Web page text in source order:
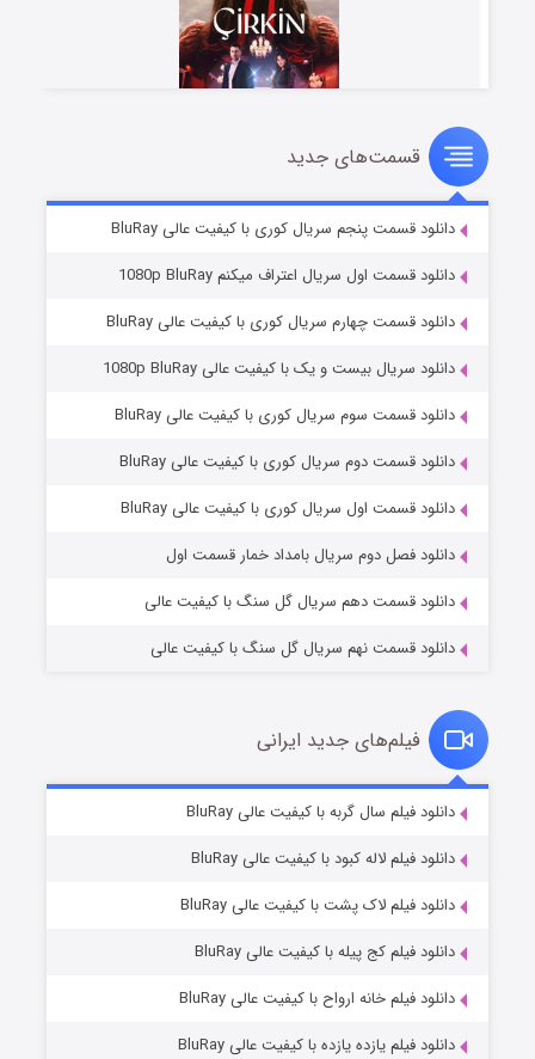
سریال زشت
قسمت۲ (زیرنویس) منتشر شد
مردگان متحرک: شهر مرده ۳
قسمت۲ (زیرنویس) منتشر شد
قسمت۷ (زیرنویس) منتشر شد
قسمت‌های جدید
دانلود قسمت پنجم سریال کوری با کیفیت عالی BluRay
دانلود قسمت اول سریال اعتراف میکنم 1080p BluRay
دانلود قسمت چهارم سریال کوری با کیفیت عالی BluRay
دانلود سریال بیست و یک با کیفیت عالی 1080p BluRay
دانلود قسمت سوم سریال کوری با کیفیت عالی BluRay
دانلود قسمت دوم سریال کوری با کیفیت عالی BluRay
دانلود قسمت اول سریال کوری با کیفیت عالی BluRay
دانلود فصل دوم سریال بامداد خمار قسمت اول
دانلود قسمت دهم سریال گل سنگ با کیفیت عالی
دانلود قسمت نهم سریال گل سنگ با کیفیت عالی
فیلم‌های جدید ایرانی
دانلود فیلم سال گربه با کیفیت عالی BluRay
دانلود فیلم لاله کبود با کیفیت عالی BluRay
دانلود فیلم لاک پشت با کیفیت عالی BluRay
دانلود فیلم کج‌ پیله با کیفیت عالی BluRay
دانلود فیلم خانه ارواح با کیفیت عالی BluRay
دانلود فیلم یازده یازده با کیفیت عالی BluRay